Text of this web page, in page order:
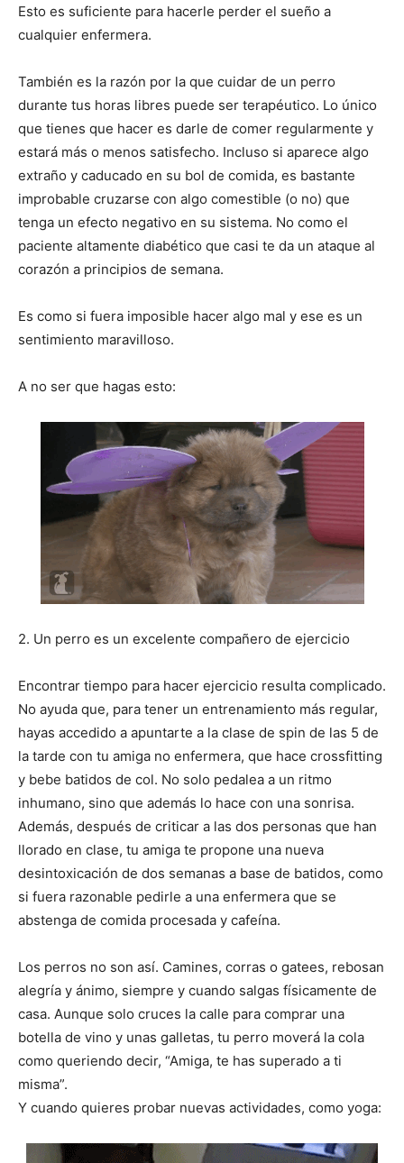
Esto es suficiente para hacerle perder el sueño a
cualquier enfermera.
También es la razón por la que cuidar de un perro
durante tus horas libres puede ser terapéutico. Lo único
que tienes que hacer es darle de comer regularmente y
estará más o menos satisfecho. Incluso si aparece algo
extraño y caducado en su bol de comida, es bastante
improbable cruzarse con algo comestible (o no) que
tenga un efecto negativo en su sistema. No como el
paciente altamente diabético que casi te da un ataque al
corazón a principios de semana.
Es como si fuera imposible hacer algo mal y ese es un
sentimiento maravilloso.
A no ser que hagas esto:
2. Un perro es un excelente compañero de ejercicio
Encontrar tiempo para hacer ejercicio resulta complicado.
No ayuda que, para tener un entrenamiento más regular,
hayas accedido a apuntarte a la clase de spin de las 5 de
la tarde con tu amiga no enfermera, que hace crossfitting
y bebe batidos de col. No solo pedalea a un ritmo
inhumano, sino que además lo hace con una sonrisa.
Además, después de criticar a las dos personas que han
llorado en clase, tu amiga te propone una nueva
desintoxicación de dos semanas a base de batidos, como
si fuera razonable pedirle a una enfermera que se
abstenga de comida procesada y cafeína.
Los perros no son así. Camines, corras o gatees, rebosan
alegría y ánimo, siempre y cuando salgas físicamente de
casa. Aunque solo cruces la calle para comprar una
botella de vino y unas galletas, tu perro moverá la cola
como queriendo decir, “Amiga, te has superado a ti
misma”.
Y cuando quieres probar nuevas actividades, como yoga: